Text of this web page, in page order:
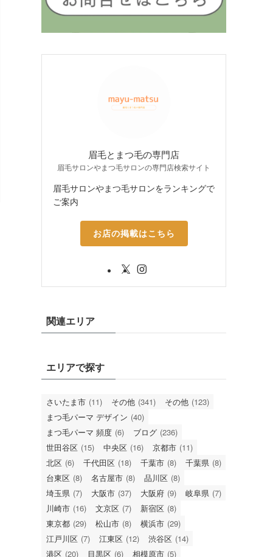
眉毛とまつ毛の専門店
眉毛サロンやまつ毛サロンの専門店検索サイト
眉毛サロンやまつ毛サロンをランキングで
ご案内
お店の掲載はこちら
関連エリア
エリアで探す
さいたま市 (11) その他 (341) その他 (123)
まつ毛パーマ デザイン (40)
まつ毛パーマ 頻度 (6) ブログ (236)
世田谷区 (15) 中央区 (16) 京都市 (11)
北区 (6) 千代田区 (18) 千葉市 (8) 千葉県 (8)
台東区 (8) 名古屋市 (8) 品川区 (8)
埼玉県 (7) 大阪市 (37) 大阪府 (9) 岐阜県 (7)
川崎市 (16) 文京区 (7) 新宿区 (8)
東京都 (29) 松山市 (8) 横浜市 (29)
江戸川区 (7) 江東区 (12) 渋谷区 (14)
港区 (20) 目黒区 (6) 相模原市 (5)